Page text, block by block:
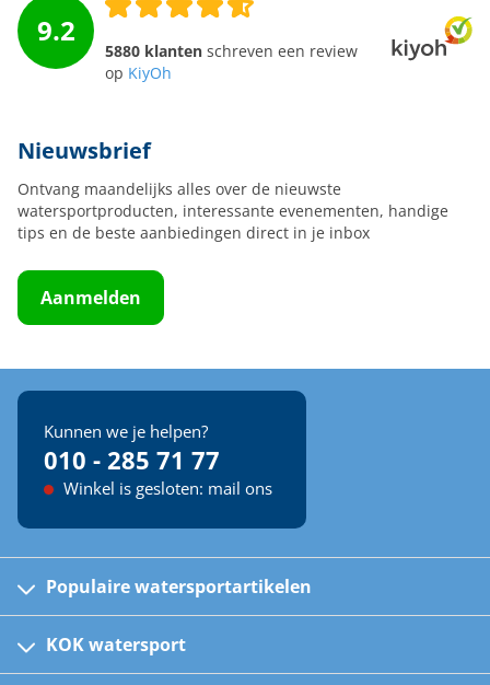
9.2
5880 klanten schreven een review
op KiyOh
Nieuwsbrief
Ontvang maandelijks alles over de nieuwste
watersportproducten, interessante evenementen, handige
tips en de beste aanbiedingen direct in je inbox
Aanmelden
Kunnen we je helpen?
010 - 285 71 77
Winkel is gesloten: mail ons
Populaire watersportartikelen
Kinder reddingsvesten
Automatische reddingsvesten
KOK watersport